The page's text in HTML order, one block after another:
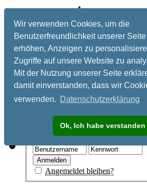
Wir verwenden Cookies, um die
Benutzerfreundlichkeit unserer Seite
erhöhen, Anzeigen zu
Zugriffe auf unsere Website zu
Mit der Nutzung unserer Seite
damit einverstanden, dass wir
verwenden. Datenschutzerklärung
Ok, Ich habe verstanden
Registrieren
Angemeldet bleiben?